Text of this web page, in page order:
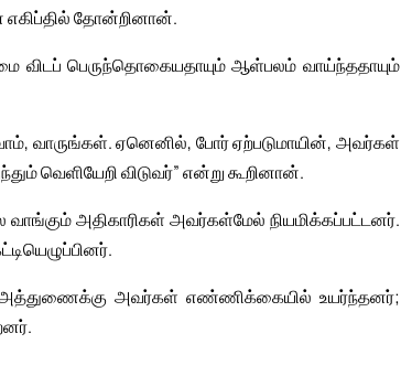
எகிப்தில் தோன்றினான்.
பெருந்தொகையதாயும் ஆள்பலம் வாய்ந்ததாயும்
வாருங்கள். ஏனெனில், போர் ஏற்படுமாயின், அவர்கள்
வெளியேறி விடுவர்” என்று கூறினான்.
அதிகாரிகள் அவர்கள்மேல் நியமிக்கப்பட்டனர்.
அத்துணைக்கு அவர்கள் எண்ணிக்கையில் உயர்ந்தனர்;